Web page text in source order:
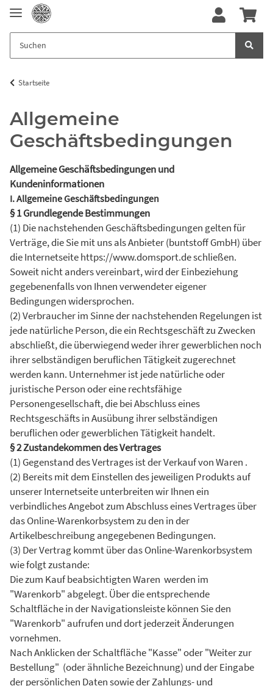
Startseite
Allgemeine
Geschäftsbedingungen
Allgemeine Geschäftsbedingungen und
Kundeninformationen
I. Allgemeine Geschäftsbedingungen
§ 1 Grundlegende Bestimmungen
(1) Die nachstehenden Geschäftsbedingungen gelten für
Verträge, die Sie mit uns als Anbieter (buntstoff GmbH) über
die Internetseite https://www.domsport.de schließen.
Soweit nicht anders vereinbart, wird der Einbeziehung
gegebenenfalls von Ihnen verwendeter eigener
Bedingungen widersprochen.
(2) Verbraucher im Sinne der nachstehenden Regelungen ist
jede natürliche Person, die ein Rechtsgeschäft zu Zwecken
abschließt, die überwiegend weder ihrer gewerblichen noch
ihrer selbständigen beruflichen Tätigkeit zugerechnet
werden kann. Unternehmer ist jede natürliche oder
juristische Person oder eine rechtsfähige
Personengesellschaft, die bei Abschluss eines
Rechtsgeschäfts in Ausübung ihrer selbständigen
beruflichen oder gewerblichen Tätigkeit handelt.
§ 2 Zustandekommen des Vertrages
(1) Gegenstand des Vertrages ist der Verkauf von Waren .
(2) Bereits mit dem Einstellen des jeweiligen Produkts auf
unserer Internetseite unterbreiten wir Ihnen ein
verbindliches Angebot zum Abschluss eines Vertrages über
das Online-Warenkorbsystem zu den in der
Artikelbeschreibung angegebenen Bedingungen.
(3) Der Vertrag kommt über das Online-Warenkorbsystem
wie folgt zustande:
Die zum Kauf beabsichtigten Waren werden im
"Warenkorb" abgelegt. Über die entsprechende
Schaltfläche in der Navigationsleiste können Sie den
"Warenkorb" aufrufen und dort jederzeit Änderungen
vornehmen.
Nach Anklicken der Schaltfläche "Kasse" oder "Weiter zur
Bestellung" (oder ähnliche Bezeichnung) und der Eingabe
der persönlichen Daten sowie der Zahlungs- und